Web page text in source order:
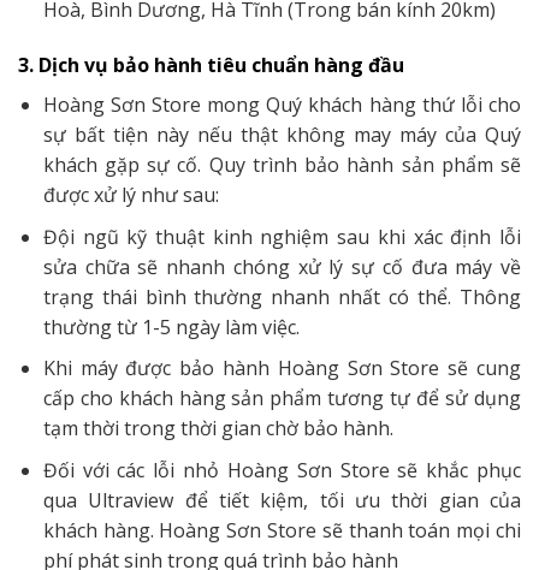
Hoà, Bình Dương, Hà Tĩnh (Trong bán kính 20km)
3. Dịch vụ bảo hành tiêu chuẩn hàng đầu
Hoàng Sơn Store mong Quý khách hàng thứ lỗi cho
sự bất tiện này nếu thật không may máy của Quý
khách gặp sự cố. Quy trình bảo hành sản phẩm sẽ
được xử lý như sau:
Đội ngũ kỹ thuật kinh nghiệm sau khi xác định lỗi
sửa chữa sẽ nhanh chóng xử lý sự cố đưa máy về
trạng thái bình thường nhanh nhất có thể. Thông
thường từ 1-5 ngày làm việc.
Khi máy được bảo hành Hoàng Sơn Store sẽ cung
cấp cho khách hàng sản phẩm tương tự để sử dụng
tạm thời trong thời gian chờ bảo hành.
Đối với các lỗi nhỏ Hoàng Sơn Store sẽ khắc phục
qua Ultraview để tiết kiệm, tối ưu thời gian của
khách hàng. Hoàng Sơn Store sẽ thanh toán mọi chi
phí phát sinh trong quá trình bảo hành